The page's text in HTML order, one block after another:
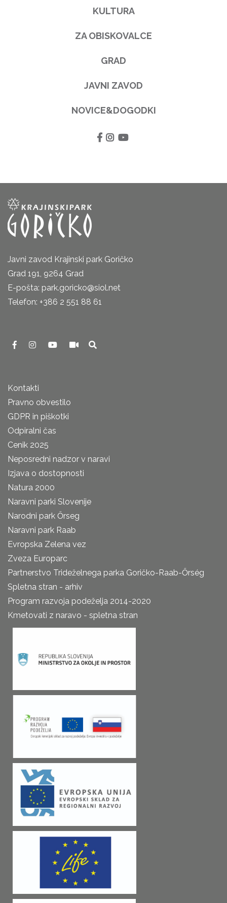
KULTURA
ZA OBISKOVALCE
GRAD
JAVNI ZAVOD
NOVICE&DOGODKI
Javni zavod Krajinski park Goričko
Grad 191, 9264 Grad
E-pošta: park.goricko@siol.net
Telefon: +386 2 551 88 61
Kontakti
Pravno obvestilo
GDPR in piškotki
Odpiralni čas
Cenik 2025
Neposredni nadzor v naravi
Izjava o dostopnosti
Natura 2000
Naravni parki Slovenije
Narodni park Őrseg
Naravni park Raab
Evropska Zelena vez
Zveza Europarc
Partnerstvo Trideželnega parka Goričko-Raab-Őrség
Spletna stran - arhiv
Program razvoja podeželja 2014-2020
Kmetovati z naravo - spletna stran